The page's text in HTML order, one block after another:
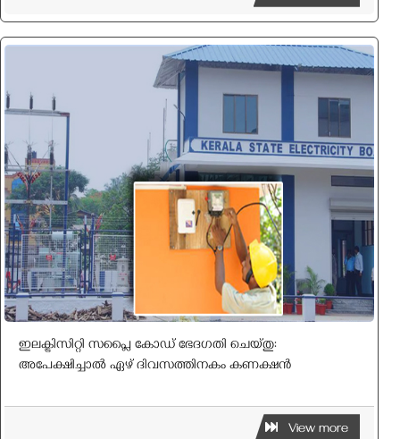
ഇലക്ട്രിസിറ്റി സപ്ലൈ കോഡ് ഭേദഗതി ചെയ്തു:
അപേക്ഷിച്ചാല്‍ ഏഴ് ദിവസത്തിനകം കണക്ഷന്‍
View more